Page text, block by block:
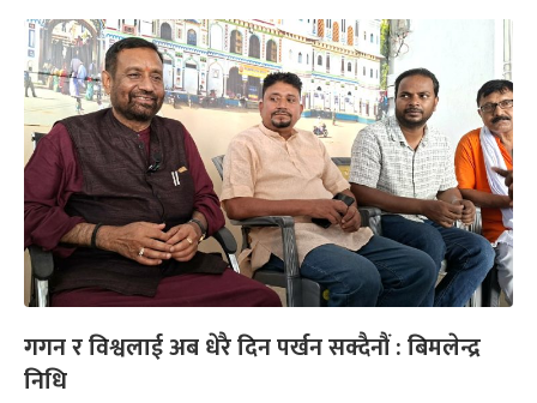
गगन र विश्वलाई अब धेरै दिन पर्खन सक्दैनौं : बिमलेन्द्र
निधि